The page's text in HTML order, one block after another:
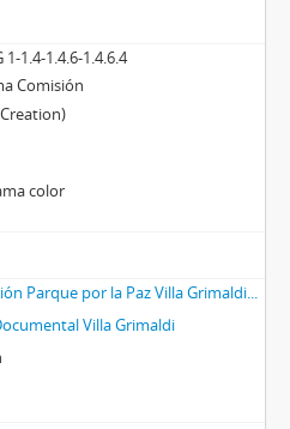
1-1.4-1.4.6-1.4.6.4
Comisión
color
Parque por la Paz Villa Grimaldi...
Villa Grimaldi